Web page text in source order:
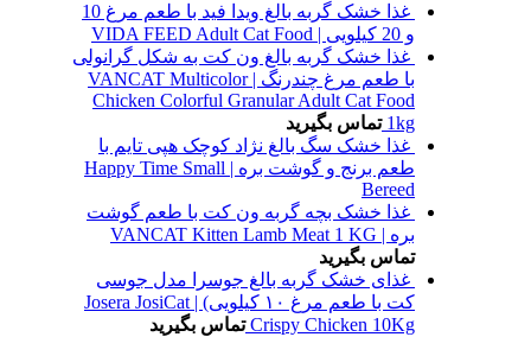
غذا خشک گربه بالغ ویدا فید با طعم مرغ 10
و 20 کیلویی | VIDA FEED Adult Cat Food
غذا خشک گربه بالغ ون کت به شکل گرانولی
با طعم مرغ چندرنگ | VANCAT Multicolor
Chicken Colorful Granular Adult Cat Food
1kg تماس بگیرید
غذا خشک سگ بالغ نژاد کوچک هپی تایم با
طعم برنج و گوشت بره | Happy Time Small
Bereed
غذا خشک بچه گربه ون کت با طعم گوشت
بره | VANCAT Kitten Lamb Meat 1 KG
تماس بگیرید
غذای خشک گربه بالغ جوسرا مدل جوسی
کت با طعم مرغ ۱۰ کیلویی) | Josera JosiCat
Crispy Chicken 10Kg تماس بگیرید